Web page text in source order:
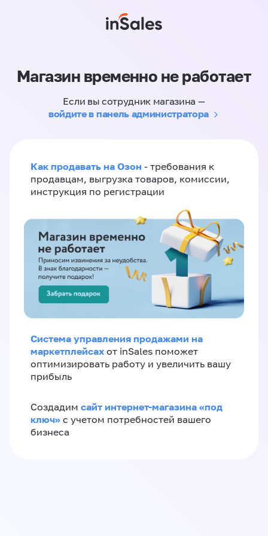
Магазин временно не работает
Если вы сотрудник магазина —
войдите в панель администратора
Как продавать на Озон - требования к
продавцам, выгрузка товаров, комиссии,
инструкция по регистрации
Система управления продажами на
маркетплейсах от inSales поможет
оптимизировать работу и увеличить вашу
прибыль
Создадим сайт интернет-магазина «под
ключ» с учетом потребностей вашего
бизнеса